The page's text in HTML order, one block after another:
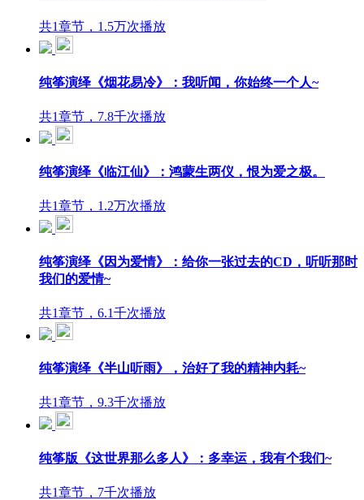
共1章节，1.5万次播放
纯筝演绎《烟花易冷》：我听闻，你始终一个人~
共1章节，7.8千次播放
纯筝演绎《临江仙》：鸿蒙生两仪，恨为爱之极。
共1章节，1.2万次播放
纯筝演绎《因为爱情》：给你一张过去的CD，听听那时
我们的爱情~
共1章节，6.1千次播放
纯筝演绎《半山听雨》，治好了我的精神内耗~
共1章节，9.3千次播放
纯筝版《这世界那么多人》：多幸运，我有个我们~
共1章节，7千次播放